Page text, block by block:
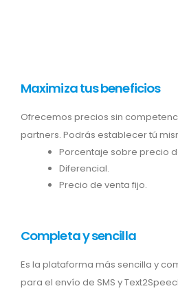
Maximiza tus beneficios
Ofrecemos precios sin
partners. Podrás establecer tú
Porcentaje sobre precio
Diferencial.
Precio de venta fijo.
Completa y sencilla
Es la plataforma más sencilla y
para el envío de SMS y